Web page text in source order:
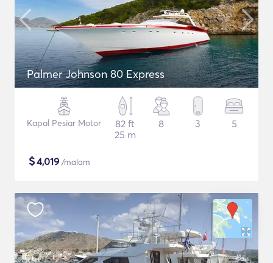
Palmer Johnson 80 Express
Kapal Pesiar Motor
82 ft
25 m
8 3 5
$4,019 /malam